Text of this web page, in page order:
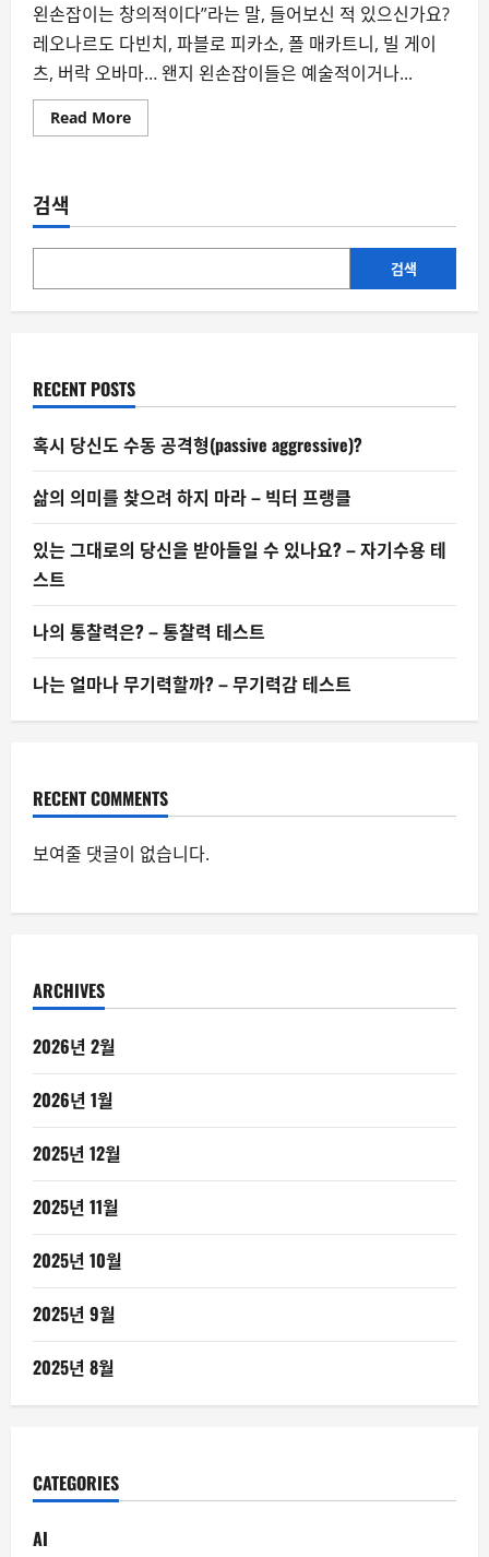
왼손잡이는 창의적이다”라는 말, 들어보신 적 있으신가요?
레오나르도 다빈치, 파블로 피카소, 폴 매카트니, 빌 게이
츠, 버락 오바마… 왠지 왼손잡이들은 예술적이거나...
Read MoreRead
more
는
말
창
적
검색
검색
RECENT POSTS
혹시 당신도 수동 공격형(passive aggressive)?
삶의 의미를 찾으려 하지 마라 – 빅터 프랭클
있는 그대로의 당신을 받아들일 수 있나요? – 자기수용 테
스트
나의 통찰력은? – 통찰력 테스트
나는 얼마나 무기력할까? – 무기력감 테스트
RECENT COMMENTS
보여줄 댓글이 없습니다.
ARCHIVES
2026년 2월
2026년 1월
2025년 12월
2025년 11월
2025년 10월
2025년 9월
2025년 8월
CATEGORIES
AI